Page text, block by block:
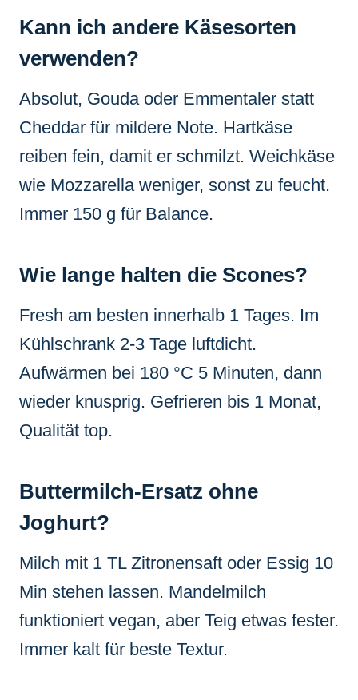
Kann ich andere Käsesorten
verwenden?
Absolut, Gouda oder Emmentaler statt
Cheddar für mildere Note. Hartkäse
reiben fein, damit er schmilzt. Weichkäse
wie Mozzarella weniger, sonst zu feucht.
Immer 150 g für Balance.
Wie lange halten die Scones?
Fresh am besten innerhalb 1 Tages. Im
Kühlschrank 2-3 Tage luftdicht.
Aufwärmen bei 180 °C 5 Minuten, dann
wieder knusprig. Gefrieren bis 1 Monat,
Qualität top.
Buttermilch-Ersatz ohne
Joghurt?
Milch mit 1 TL Zitronensaft oder Essig 10
Min stehen lassen. Mandelmilch
funktioniert vegan, aber Teig etwas fester.
Immer kalt für beste Textur.